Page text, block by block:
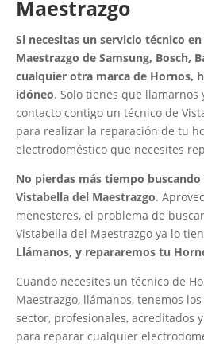
Maestrazgo
Si necesitas un servicio técnico
Maestrazgo de Samsung, Bosch,
cualquier otra marca de Hornos,
idóneo. Solo tienes que llamarnos
contacto contigo un técnico de
para realizar la reparación de tu
electrodoméstico que necesites
No pierdas más tiempo
Vistabella del Maestrazgo.
menesteres, el problema de
Vistabella del Maestrazgo ya lo
Llámanos, y repararemos tu
Cuando necesites un técnico de
Maestrazgo, llámanos, tenemos
sector, profesionales, acreditados
para reparar cualquier